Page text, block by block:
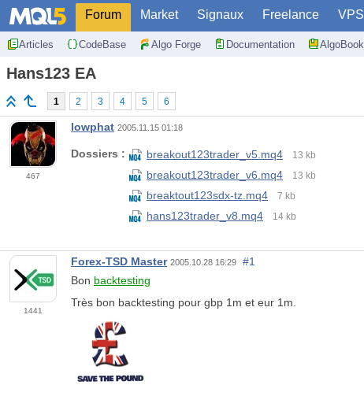
Forum Market Signaux Freelance VPS
Articles CodeBase Algo Forge Documentation AlgoBook
Hans123 EA
1 2 3 4 5 6
467
lowphat 2005.11.15 01:18
Dossiers : breakout123trader_v5.mq4 13 kb
breakout123trader_v6.mq4 13 kb
breaktout123sdx-tz.mq4 7 kb
hans123trader_v8.mq4 14 kb
1441
Forex-TSD Master 2005.10.28 16:29
#1
Bon backtesting
Très bon backtesting pour gbp 1m et eur 1m.